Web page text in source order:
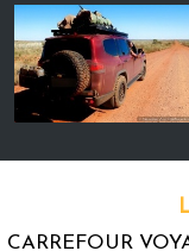
CARREFOUR